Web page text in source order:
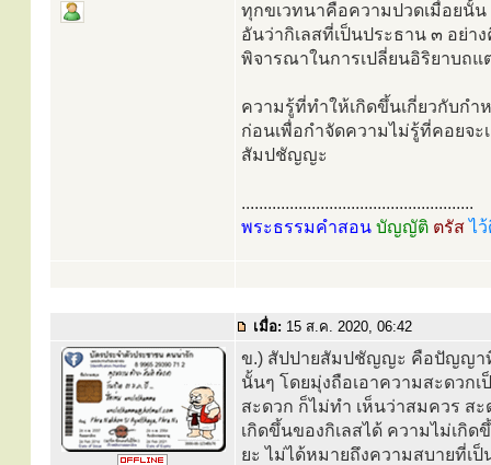
ทุกขเวทนาคือความปวดเมื่อยนั้น
อันว่ากิเลสที่เป็นประธาน ๓ อย่า
พิจารณาในการเปลี่ยนอิริยาบถแ
ความรู้ที่ทำให้เกิดขึ้นเกี่ยวกับกำ
ก่อนเพื่อกำจัดความไม่รู้ที่คอยจ
สัมปชัญญะ
.....................................................
พระธรรมคำสอน บัญญัติ ตรัสไ
เมื่อ: 15 ส.ค. 2020, 06:42
ข.) สัปปายสัมปชัญญะ คือปัญญา
นั้นๆ โดยมุ่งถือเอาความสะดวก
สะดวก ก็ไม่ทำ เห็นว่าสมควร ส
เกิดขึ้นของกิเลสได้ ความไม่เกิ
ยะ ไม่ได้หมายถึงความสบายที่เ